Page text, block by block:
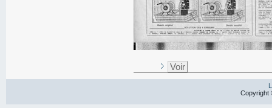
Voir
Copyright